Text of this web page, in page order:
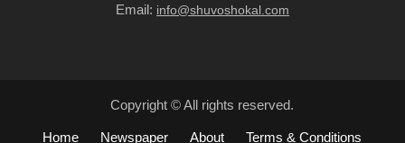
Email: info@shuvoshokal.com
Copyright © All rights reserved.
Home Newspaper About Terms & Conditions